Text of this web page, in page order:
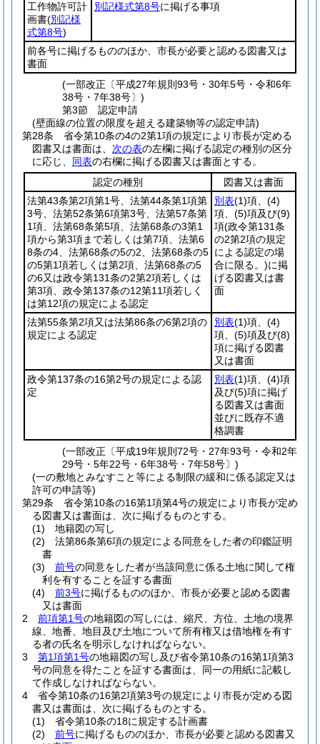
工作物許可計
画書(別記様
式第8号)
別記様式第8号に掲げる事項
前各号に掲げるもののほか、市長が必要と認める図書又は
書面
(一部改正〔平成27年規則93号・30年5号・令和6年
38号・7年38号〕)
第3節
認定申請
(壁面線の位置の限度を超える建築物等の認定申請)
第28条
省令第10条の4の2第1項の規定により市長が定める
図書又は書面は、 次の表の左欄に掲げる認定の種別の区分
に応じ、 同表の右欄に掲げる図書又は書面とする。
認定の種別
図書又は書面
法第43条第2項第1号、法第44条第1項第
3号、法第52条第6項第3号、法第57条第
1項、法第68条第5項、法第68条の3第1
項から第3項まで若しくは第7項、法第6
8条の4、法第68条の5の2、法第68条の5
の5第1項若しくは第2項、法第68条の5
の6又は政令第131条の2第2項若しくは
第3項、政令第137条の12第11項若しく
は第12項の規定による認定
別表(1)項、 (4)
項、 (5)項及び(9)
項(政令第131条
の2第2項の規定
による認定の場
合に限る。)に掲
げる図書又は書
面
法第55条第2項又は法第86条の6第2項の
規定による認定
別表(1)項、 (4)
項、 (5)項及び(8)
項に掲げる図書
又は書面
政令第137条の16第2号の規定による認
定
別表(1)項、 (4)項
及び(5)項に掲げ
る図書又は書面
並びに既存不適
格調書
(一部改正〔平成19年規則72号・27年93号・令和2年
29号・5年22号・6年38号・7年58号〕)
(一の敷地とみなすこと等による制限の緩和に係る認定又は
許可の申請等)
第29条
省令第10条の16第1項第4号の規定により市長が定め
る図書又は書面は、次に掲げるものとする。
(1)
地籍図の写し
(2)
法第86条第6項の規定による同意をした者の印鑑証明
書
(3)
前号の同意をした者が当該同意に係る土地に関して権
利を有することを証する書面
(4)
前3号に掲げるもののほか、市長が必要と認める図書
又は書面
2
前項第1号の地籍図の写しには、縮尺、方位、土地の境界
線、地番、地目及び土地について所有権又は借地権を有す
る者の氏名を明示しなければならない。
3
第1項第1号の地籍図の写し及び省令第10条の16第1項第3
号の同意を得たことを証する書面は、同一の用紙に記載し
て作成しなければならない。
4
省令第10条の16第2項第3号の規定により市長が定める図
書又は書面は、次に掲げるものとする。
(1)
省令第10条の18に規定する計画書
(2)
前号に掲げるもののほか、市長が必要と認める図書又